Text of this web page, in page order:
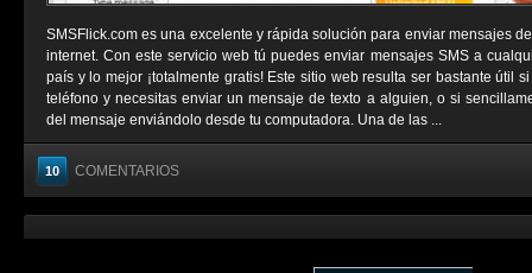
SMSFlick.com es una excelente y rápida solución para enviar mensajes
internet. Con este servicio web tú puedes enviar mensajes SMS a
país y lo mejor ¡totalmente gratis! Este sitio web resulta ser bastante útil
teléfono y necesitas enviar un mensaje de texto a alguien, o si
del mensaje enviándolo desde tu computadora. Una de las ...
10 COMENTARIOS